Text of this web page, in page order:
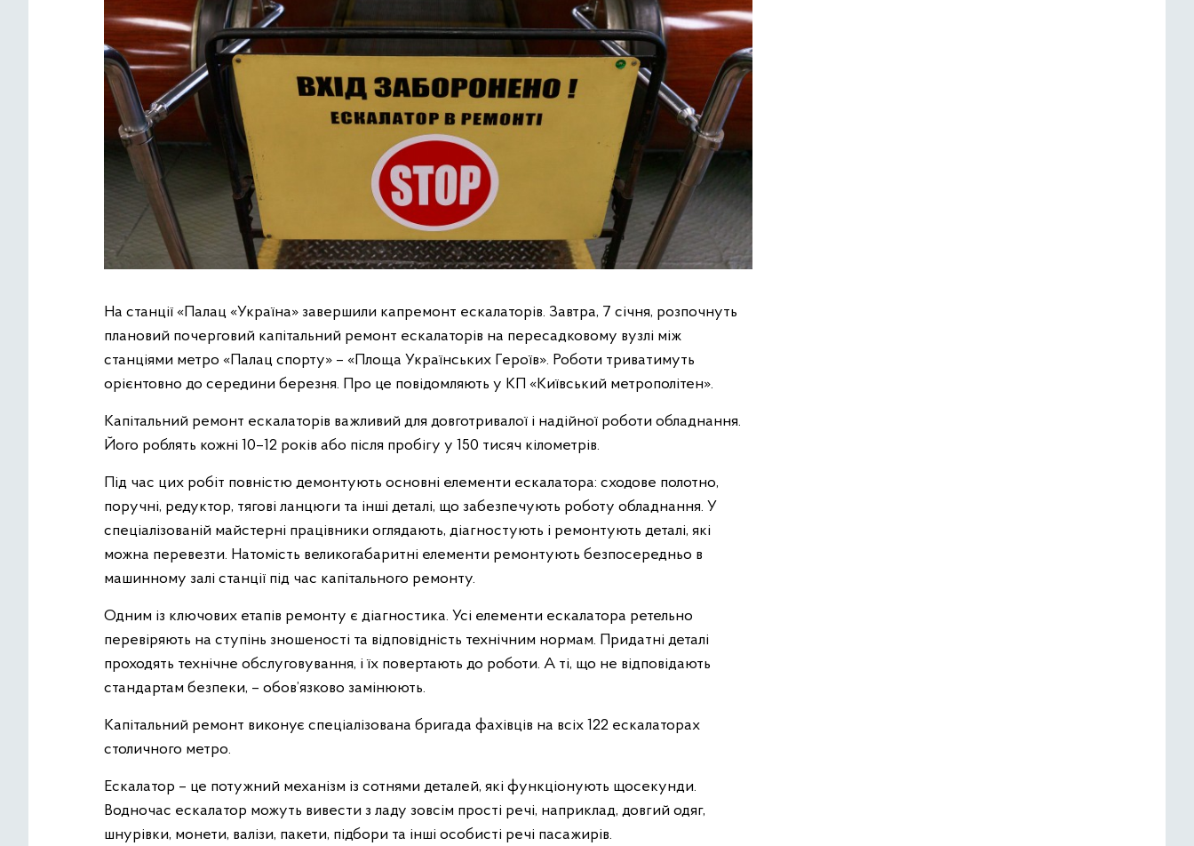
На станції «Палац «Україна» завершили капремонт ескалаторів. Завтра, 7 січня, розпочнуть
плановий почерговий капітальний ремонт ескалаторів на пересадковому вузлі між
станціями метро «Палац спорту» – «Площа Українських Героїв». Роботи триватимуть
орієнтовно до середини березня. Про це повідомляють у КП «Київський метрополітен».
Капітальний ремонт ескалаторів важливий для довготривалої і надійної роботи обладнання.
Його роблять кожні 10–12 років або після пробігу у 150 тисяч кілометрів.
Під час цих робіт повністю демонтують основні елементи ескалатора: сходове полотно,
поручні, редуктор, тягові ланцюги та інші деталі, що забезпечують роботу обладнання. У
спеціалізованій майстерні працівники оглядають, діагностують і ремонтують деталі, які
можна перевезти. Натомість великогабаритні елементи ремонтують безпосередньо в
машинному залі станції під час капітального ремонту.
Одним із ключових етапів ремонту є діагностика. Усі елементи ескалатора ретельно
перевіряють на ступінь зношеності та відповідність технічним нормам. Придатні деталі
проходять технічне обслуговування, і їх повертають до роботи. А ті, що не відповідають
стандартам безпеки, – обов’язково замінюють.
Капітальний ремонт виконує спеціалізована бригада фахівців на всіх 122 ескалаторах
столичного метро.
Ескалатор – це потужний механізм із сотнями деталей, які функціонують щосекунди.
Водночас ескалатор можуть вивести з ладу зовсім прості речі, наприклад, довгий одяг,
шнурівки, монети, валізи, пакети, підбори та інші особисті речі пасажирів.